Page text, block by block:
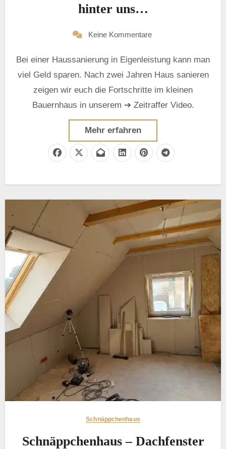
hinter uns…
Keine Kommentare
Bei einer Haussanierung in Eigenleistung kann man
viel Geld sparen. Nach zwei Jahren Haus sanieren
zeigen wir euch die Fortschritte im kleinen
Bauernhaus in unserem ➔ Zeitraffer Video.
Mehr erfahren
Schnäppchenhaus
Schnäppchenhaus – Dachfenster